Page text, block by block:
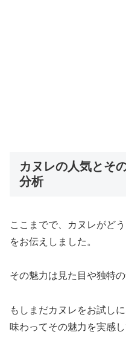
カヌレの人気とそ
分析
ここまでで、カヌレがど
をお伝えしました。
その魅力は見た目や独特の
もしまだカヌレをお試し
味わってその魅力を実感し